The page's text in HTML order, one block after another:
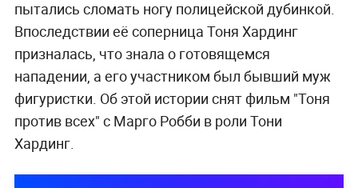
пытались сломать ногу полицейской дубинкой.
Впоследствии её соперница Тоня Хардинг
призналась, что знала о готовящемся
нападении, а его участником был бывший муж
фигуристки. Об этой истории снят фильм "Тоня
против всех" с Марго Робби в роли Тони
Хардинг.